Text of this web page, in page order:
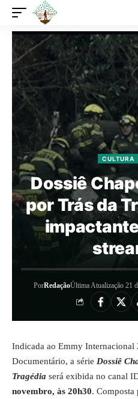
CULTURA
Dossiê
por Trás da
PorRedaçãoÚltima Atualização 21
Indicada ao Emmy Internacional
Documentário, a série Dossiê
Tragédia será exibida no canal
novembro, às 20h30. Composta